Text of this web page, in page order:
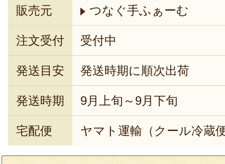
販売元 つなぐ手ふぁーむ
注文受付 受付中
発送目安 発送時期に順次出荷
発送時期 9月上旬～9月下旬
宅配便 ヤマト運輸（クール冷蔵